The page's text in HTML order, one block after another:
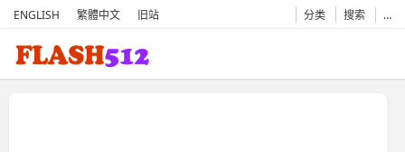
ENGLISH 繁體中文 旧站 分类 搜索 …